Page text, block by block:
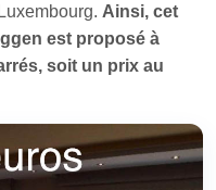
Ainsi, cet
est proposé à
soit un prix au